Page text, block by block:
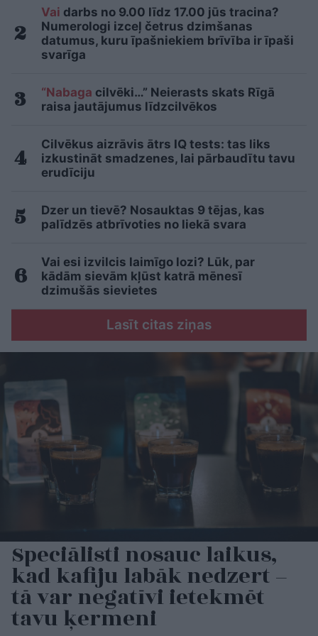
Vai darbs no 9.00 līdz 17.00 jūs tracina?
Numerologi izceļ četrus dzimšanas
datumus, kuru īpašniekiem brīvība ir īpaši
svarīga
“Nabaga cilvēki…” Neierasts skats Rīgā
raisa jautājumus līdzcilvēkos
Cilvēkus aizrāvis ātrs IQ tests: tas liks
izkustināt smadzenes, lai pārbaudītu tavu
erudīciju
Dzer un tievē? Nosauktas 9 tējas, kas
palīdzēs atbrīvoties no liekā svara
Vai esi izvilcis laimīgo lozi? Lūk, par
kādām sievām kļūst katrā mēnesī
dzimušās sievietes
Lasīt citas ziņas
Speciālisti nosauc laikus,
kad kafiju labāk nedzert –
tā var negatīvi ietekmēt
tavu ķermeni